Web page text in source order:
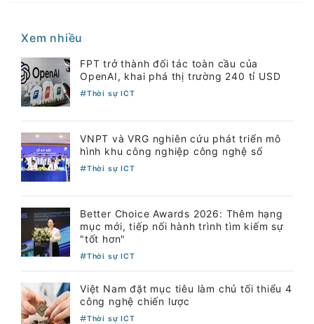
Xem nhiều
FPT trở thành đối tác toàn cầu của
OpenAI, khai phá thị trường 240 tỉ USD
Thời sự ICT
VNPT và VRG nghiên cứu phát triển mô
hình khu công nghiệp công nghệ số
Thời sự ICT
Better Choice Awards 2026: Thêm hạng
mục mới, tiếp nối hành trình tìm kiếm sự
"tốt hơn"
Thời sự ICT
Việt Nam đặt mục tiêu làm chủ tối thiểu 4
công nghệ chiến lược
Thời sự ICT